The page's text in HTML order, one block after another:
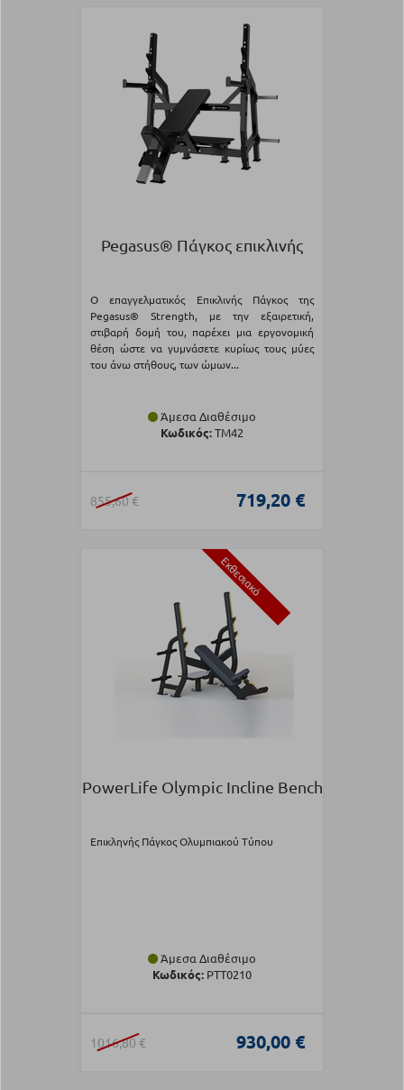
Pegasus® Πάγκος επικλινής
Ο επαγγελματικός Επικλινής Πάγκος της
Pegasus® Strength, με την εξαιρετική,
στιβαρή δομή του, παρέχει μια εργονομική
θέση ώστε να γυμνάσετε κυρίως τους μύες
του άνω στήθους, των ώμων...
Άμεσα Διαθέσιμο
Κωδικός:TM42
855,60 € 719,20 €
Εκθεσιακό
PowerLife Olympic Incline Bench
Επικληνής Πάγκος Ολυμπιακού Τύπου
Άμεσα Διαθέσιμο
Κωδικός: PTT0210
1016,80 € 930,00 €